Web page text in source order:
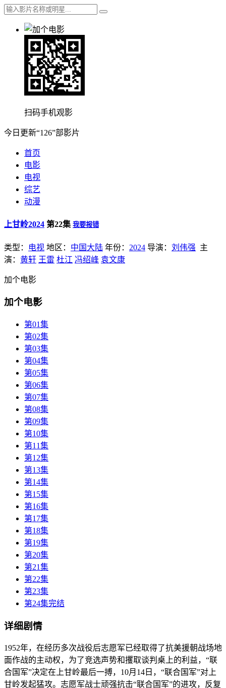
扫码手机观影
今日更新“126”部影片
首页
电影
电视
综艺
动漫
上甘岭2024 第22集 我要报错
类型： 电视 地区： 中国大陆 年份： 2024 导演： 刘伟强 主
演： 黄轩 王雷 杜江 冯绍峰 袁文康
加个电影
加个电影
第01集
第02集
第03集
第04集
第05集
第06集
第07集
第08集
第09集
第10集
第11集
第12集
第13集
第14集
第15集
第16集
第17集
第18集
第19集
第20集
第21集
第22集
第23集
第24集完结
详细剧情
1952年，在经历多次战役后志愿军已经取得了抗美援朝战场地
面作战的主动权，为了竞选声势和攫取谈判桌上的利益，“联
合国军”决定在上甘岭最后一搏，10月14日，“联合国军”对上
甘岭发起猛攻。志愿军战士顽强抗击“联合国军”的进攻，反复